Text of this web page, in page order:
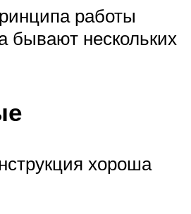
работы
бывают нескольких
хороша